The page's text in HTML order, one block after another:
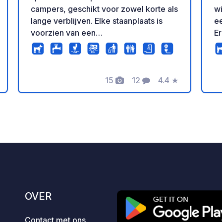
campers, geschikt voor zowel korte als
lange verblijven. Elke staanplaats is
voorzien van een
elektriciteitsaansluiting. Op de camping
bevindt zich een centraal servicepunt
chemische toiletten en afvalwater.
Gasten kunnen gebruikmaken van
Voor gasten: Toiletten en douches –
gratis Toegang tot het sportveld –
15
Foto's
12
Commentaren
4.4
Beoordeling
★
OVER